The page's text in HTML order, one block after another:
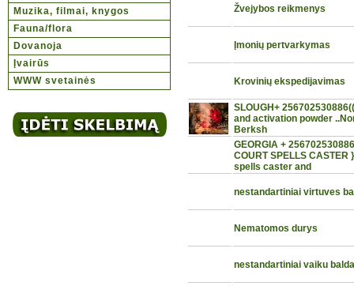
Muzika, filmai, knygos
Fauna/flora
Dovanoja
Įvairūs
WWW svetainės
Žvejybos reikmenys
Įmonių pertvarkymas
Krovinių ekspedijavimas
SLOUGH+
and activation powder
Berksh
GEORGIA +
COURT SPELLS
spells caster and
nestandartiniai virtuves
Nematomos durys
nestandartiniai vaiku